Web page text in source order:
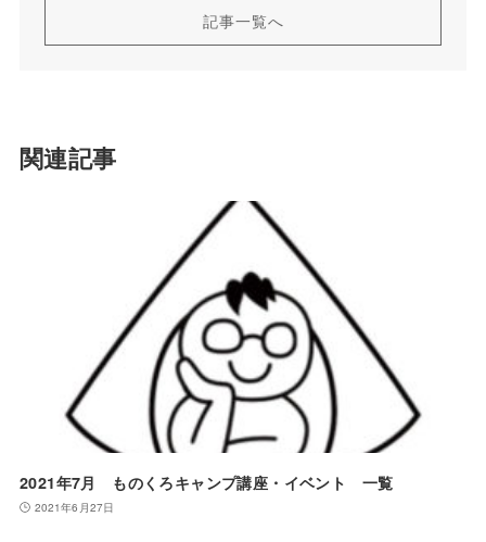
記事一覧へ
関連記事
2021年7月 ものくろキャンプ講座・イベント 一覧
2021年6月27日